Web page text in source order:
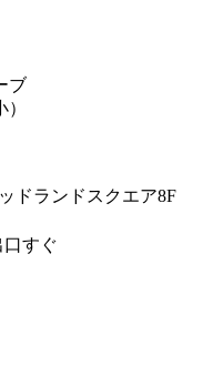
ブ
ドランドスクエア8F
口すぐ